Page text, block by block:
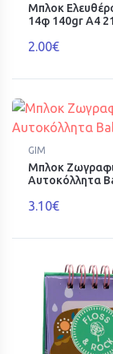
Μπλοκ
14φ 140gr Α4
2.00€
GIM
Μπλοκ
Αυτοκόλλητα
3.10€